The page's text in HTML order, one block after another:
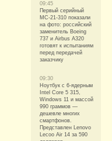
09:45
Первый серийный
МС-21-310 показали
на фото: российский
заменитель Boeing
737 и Airbus A320
готовят к испытаниям
перед передачей
заказчику
09:30
Ноутбук с 6-ядерным
Intel Core 5 315,
Windows 11 и массой
990 граммов —
дешевле многих
смартфонов.
Представлен Lenovo
Lecoo Air 14 за 590